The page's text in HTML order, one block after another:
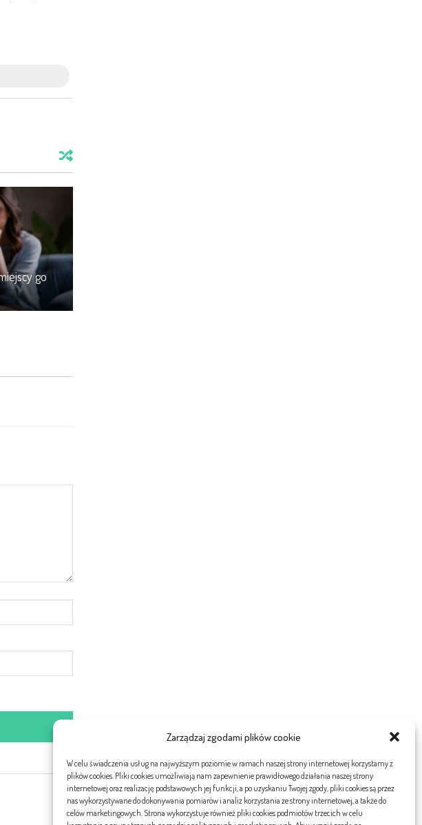
Zarządzaj zgodami plików cookie
W celu świadczenia usług na najwyższym poziomie w ramach naszej strony internetowej korzystamy z
plików cookies. Pliki cookies umożliwiają nam zapewnienie prawidłowego działania naszej strony
internetowej oraz realizację podstawowych jej funkcji, a po uzyskaniu Twojej zgody, pliki cookies są przez
nas wykorzystywane do dokonywania pomiarów i analiz korzystania ze strony internetowej, a także do
celów marketingowych. Strona wykorzystuje również pliki cookies podmiotów trzecich w celu
go
Strony